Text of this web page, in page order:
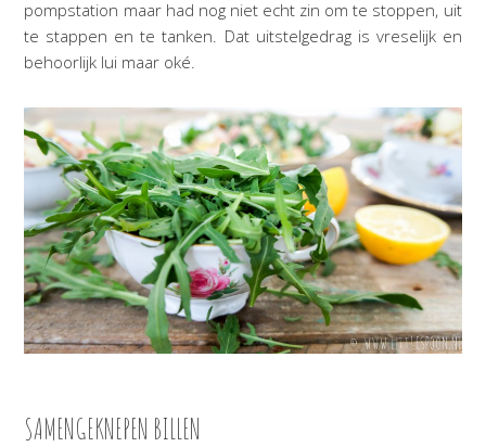
pompstation maar had nog niet echt zin om te stoppen, uit
te stappen en te tanken. Dat uitstelgedrag is vreselijk en
behoorlijk lui maar oké.
SAMENGEKNEPEN BILLEN